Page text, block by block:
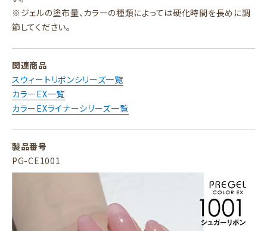
※ジェルの塗布量、カラーの種類によっては硬化時間を長めに調
節してください。
関連商品
スウィートリボンシリーズ一覧
カラーEX一覧
カラーEXライナーシリーズ一覧
製品番号
PG-CE1001